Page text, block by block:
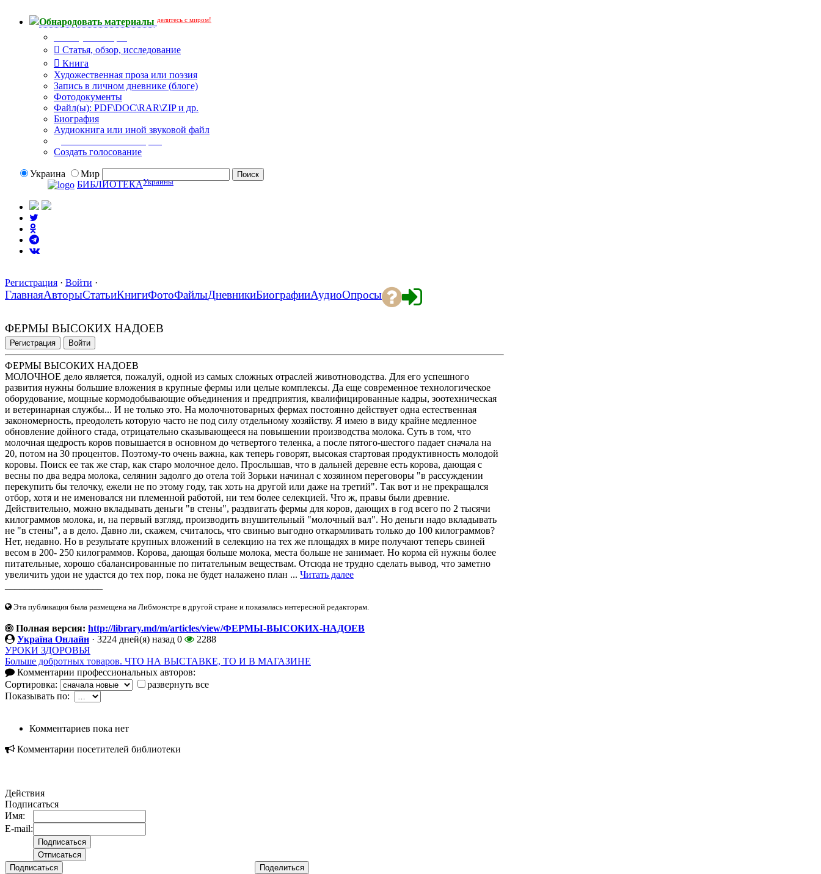
Обнародовать материалы делитесь с миром!
Статья, обзор, исследование
Книга
Художественная проза или поэзия
Запись в личном дневнике (блоге)
Фотодокументы
Файл(ы): PDF\DOC\RAR\ZIP и др.
Биография
Аудиокнига или иной звуковой файл
Создать голосование
Украина
Мир
БИБЛИОТЕКАУкраины
Регистрация · Войти ·
ГлавнаяАвторыСтатьиКнигиФотоФайлыДневникиБиографииАудиоОпросы
ФЕРМЫ ВЫСОКИХ НАДОЕВ
Регистрация Войти
ФЕРМЫ ВЫСОКИХ НАДОЕВ
МОЛОЧНОЕ дело является, пожалуй, одной из самых сложных отраслей животноводства. Для его успешного
развития нужны большие вложения в крупные фермы или целые комплексы. Да еще современное технологическое
оборудование, мощные кормодобывающие объединения и предприятия, квалифицированные кадры, зоотехническая
и ветеринарная службы... И не только это. На молочнотоварных фермах постоянно действует одна естественная
закономерность, преодолеть которую часто не под силу отдельному хозяйству. Я имею в виду крайне медленное
обновление дойного стада, отрицательно сказывающееся на повышении производства молока. Суть в том, что
молочная щедрость коров повышается в основном до четвертого теленка, а после пятого-шестого падает сначала на
20, потом на 30 процентов. Поэтому-то очень важна, как теперь говорят, высокая стартовая продуктивность молодой
коровы. Поиск ее так же стар, как старо молочное дело. Прослышав, что в дальней деревне есть корова, дающая с
весны по два ведра молока, селянин задолго до отела той Зорьки начинал с хозяином переговоры "в рассуждении
перекупить бы телочку, ежели не по этому году, так хоть на другой или даже на третий". Так вот и не прекращался
отбор, хотя и не именовался ни племенной работой, ни тем более селекцией. Что ж, правы были древние.
Действительно, можно вкладывать деньги "в стены", раздвигать фермы для коров, дающих в год всего по 2 тысячи
килограммов молока, и, на первый взгляд, производить внушительный "молочный вал". Но деньги надо вкладывать
не "в стены", а в дело. Давно ли, скажем, считалось, что свинью выгодно откармливать только до 100 килограммов?
Нет, недавно. Но в результате крупных вложений в селекцию на тех же площадях в мире получают теперь свиней
весом в 200- 250 килограммов. Корова, дающая больше молока, места больше не занимает. Но корма ей нужны более
питательные, хорошо сбалансированные по питательным веществам. Отсюда не трудно сделать вывод, что заметно
увеличить удои не удастся до тех пор, пока не будет налажено план ... Читать далее
Эта публикация была размещена на Либмонстре в другой стране и показалась интересной редакторам.
Полная версия: http://library.md/m/articles/view/ФЕРМЫ-ВЫСОКИХ-НАДОЕВ
Україна Онлайн · 3224 дней(я) назад 0
2288
УРОКИ ЗДОРОВЬЯ
Больше добротных товаров. ЧТО НА ВЫСТАВКЕ, ТО И В МАГАЗИНЕ
Комментарии профессиональных авторов:
Сортировка:
развернуть все
Показывать по:
Комментариев пока нет
Комментарии посетителей библиотеки
Действия
Подписаться
Имя:
E-mail:
Подписаться
Поделиться